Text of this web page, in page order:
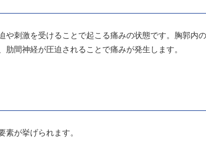
や刺激を受けることで起こる痛みの状態です。胸郭内
間神経が圧迫されることで痛みが発生します。
素が挙げられます。